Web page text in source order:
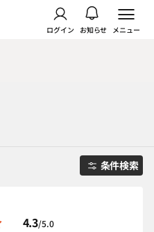
ログイン お知らせ メニュー
条件検索
4.3/5.0